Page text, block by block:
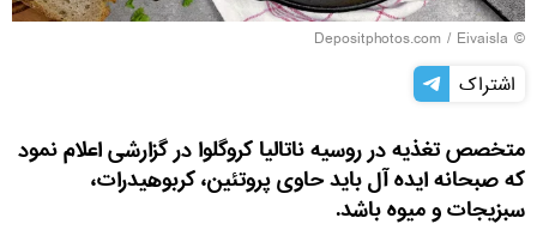
© Depositphotos.com / Eivaisla
اشتراک
متخصص تغذیه در روسیه ناتالیا کروگلوا در گزارشی اعلام نمود
که صبحانه ایده آل باید حاوی پروتئین، کربوهیدرات،
سبزیجات و میوه باشد.